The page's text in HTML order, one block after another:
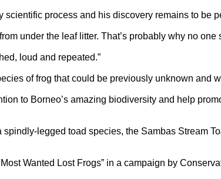
process and his discovery remains to be
under the leaf litter. That’s probably why no
loud and repeated.”
of frog that could be previously unknown and
to Borneo’s amazing biodiversity and help
legged toad species, the Sambas Stream
Wanted Lost Frogs” in a campaign by